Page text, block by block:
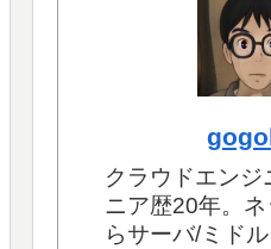
クラウドエンジ
ニア歴20年。
らサーバ/ミド